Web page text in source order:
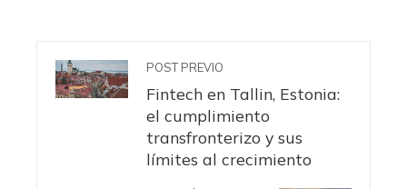
POST PREVIO
Fintech en Tallin, Estonia:
el cumplimiento
transfronterizo y sus
límites al crecimiento